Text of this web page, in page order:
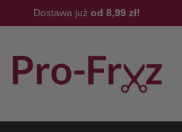
Dostawa już od 8,99 zł!